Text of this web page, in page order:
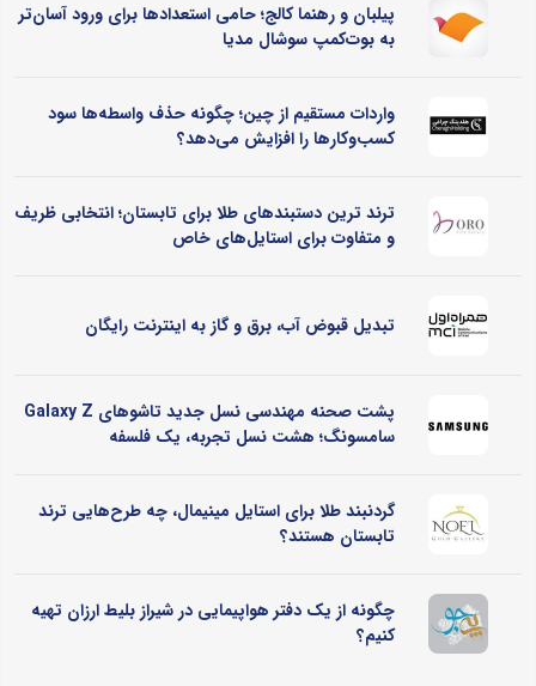
پیلبان و رهنما کالج؛ حامی استعدادها برای ورود آسان‌تر
به بوت‌کمپ سوشال مدیا
واردات مستقیم از چین؛ چگونه حذف واسطه‌ها سود
کسب‌وکارها را افزایش می‌دهد؟
ترند ترین دستبندهای طلا برای تابستان؛ انتخابی ظریف
و متفاوت برای استایل‌های خاص
تبدیل قبوض آب، برق و گاز به اینترنت رایگان
پشت صحنه مهندسی نسل جدید تاشوهای Galaxy Z
سامسونگ؛ هشت نسل تجربه، یک فلسفه
گردنبند طلا برای استایل مینیمال، چه طرح‌هایی ترند
تابستان هستند؟
چگونه از یک دفتر هواپیمایی در شیراز بلیط ارزان تهیه
کنیم؟